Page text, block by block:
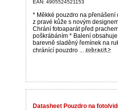
EAN: 4905524521153
* Měkké pouzdro na přenášení
z pravé kůže s novým
Chrání fotoaparát před
poškrábáním * Balení obsahuje
barevně sladěný řemínek na
chránící pouzdro ...
Datasheet Pouzdro na foto/